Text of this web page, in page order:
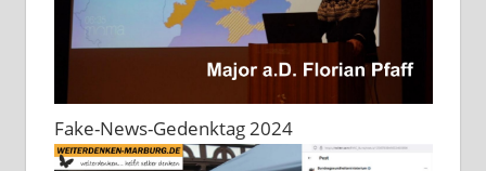
Fake-News-Gedenktag 2024